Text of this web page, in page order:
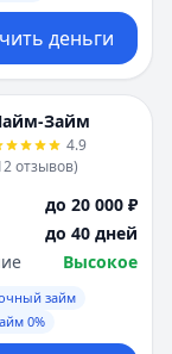
деньги
Займ
4.9
отзывов)
до 20 000 ₽
до 40 дней
Высокое
займ
0%